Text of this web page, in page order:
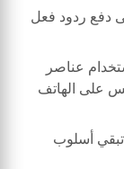
دفع ردود فعل
عناصر
على الهاتف
تبقي أسلوب